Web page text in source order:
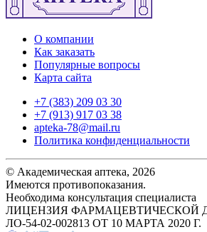
О компании
Как заказать
Популярные вопросы
Карта сайта
+7 (383) 209 03 30
+7 (913) 917 03 38
apteka-78@mail.ru
Политика конфиденциальности
© Академическая аптека, 2026
Имеются противопоказания.
Необходима консультация специалиста
ЛИЦЕНЗИЯ ФАРМАЦЕВТИЧЕСКОЙ
ЛО-54-02-002813 ОТ 10 МАРТА 2020 Г.